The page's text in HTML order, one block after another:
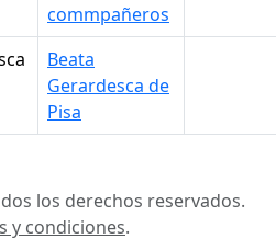
commpañeros
Beata
Gerardesca de
Pisa
los derechos reservados.
y condiciones.